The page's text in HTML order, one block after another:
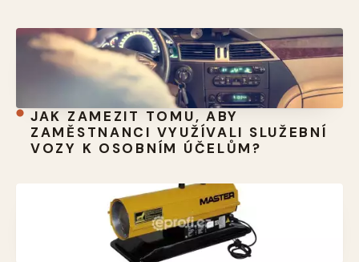
JAK ZAMEZIT TOMU, ABY
ZAMĚSTNANCI VYUŽÍVALI SLUŽEBNÍ
VOZY K OSOBNÍM ÚČELŮM?